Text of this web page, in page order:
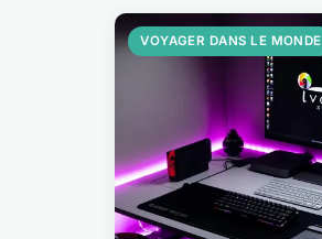
VOYAGER DANS LE MONDE